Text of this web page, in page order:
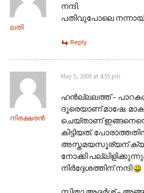
ലതി
നന്ദി.
പതിവുപോലെ
Reply
നിരക്ഷരന്‍
May 5, 2009 at 4:55 pm
ഹന്‍ല്ലലത്ത് –
ദൂരെയാണ് മാഷേ.
ചെയ്താണ്
കിട്ടിയത്.
അസ്തമയസൂര്യന്
നോക്കി
നിര്‍ദ്ദേശത്തിന് നന്ദി